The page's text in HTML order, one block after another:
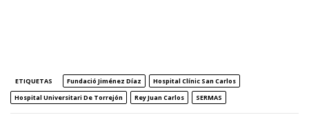
ETIQUETAS Fundació Jiménez Díaz
Hospital Clínic San Carlos
Hospital Universitari De Torrejón
Rey Juan Carlos SERMAS